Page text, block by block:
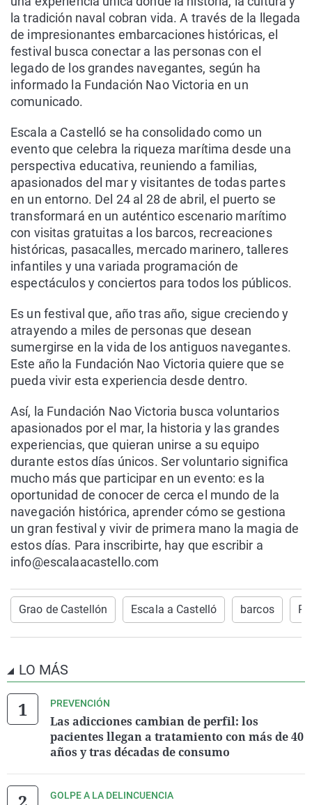
la tradición naval cobran vida. A través de la llegada
de impresionantes embarcaciones históricas, el
festival busca conectar a las personas con el
legado de los grandes navegantes, según ha
informado la Fundación Nao Victoria en un
comunicado.
Escala a Castelló se ha consolidado como un
evento que celebra la riqueza marítima desde una
perspectiva educativa, reuniendo a familias,
apasionados del mar y visitantes de todas partes
en un entorno. Del 24 al 28 de abril, el puerto se
transformará en un auténtico escenario marítimo
con visitas gratuitas a los barcos, recreaciones
históricas, pasacalles, mercado marinero, talleres
infantiles y una variada programación de
espectáculos y conciertos para todos los públicos.
Es un festival que, año tras año, sigue creciendo y
atrayendo a miles de personas que desean
sumergirse en la vida de los antiguos navegantes.
Este año la Fundación Nao Victoria quiere que se
pueda vivir esta experiencia desde dentro.
Así, la Fundación Nao Victoria busca voluntarios
apasionados por el mar, la historia y las grandes
experiencias, que quieran unirse a su equipo
durante estos días únicos. Ser voluntario significa
mucho más que participar en un evento: es la
oportunidad de conocer de cerca el mundo de la
navegación histórica, aprender cómo se gestiona
un gran festival y vivir de primera mano la magia de
estos días. Para inscribirte, hay que escribir a
info@escalaacastello.com
Grao de Castellón Escala a Castelló barcos
LO MÁS
PREVENCIÓN
Las adicciones cambian de perfil: los
pacientes llegan a tratamiento con más de 40
años y tras décadas de consumo
GOLPE A LA DELINCUENCIA